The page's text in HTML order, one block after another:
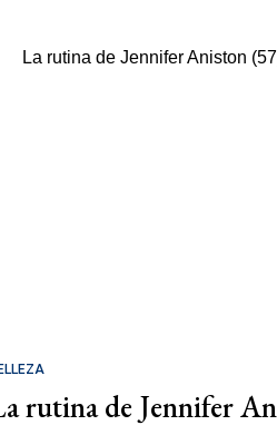
rutina de Jennifer